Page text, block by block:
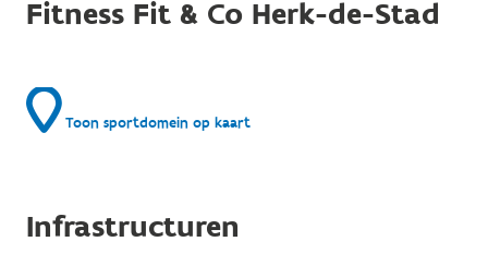
Fitness Fit & Co Herk-de-Stad
Toon sportdomein op kaart
Infrastructuren